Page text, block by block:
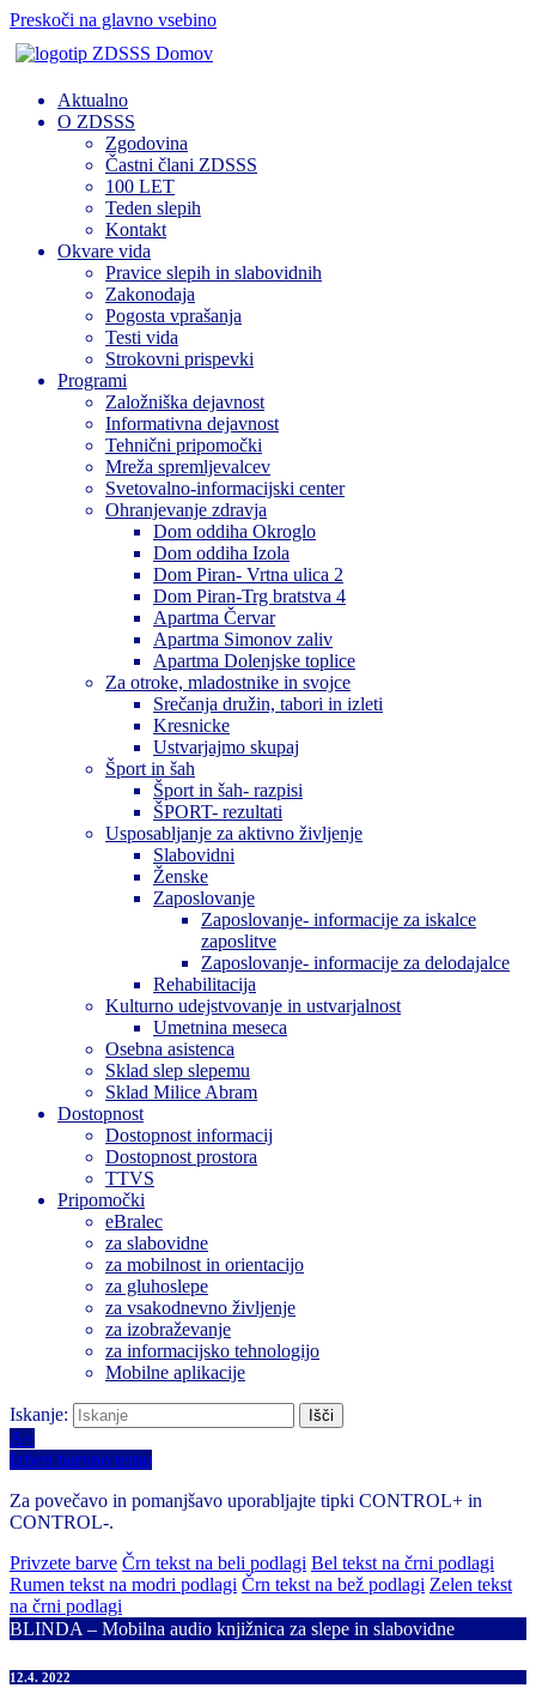
Preskoči na glavno vsebino
Domov
Aktualno
O ZDSSS
Zgodovina
Častni člani ZDSSS
100 LET
Teden slepih
Kontakt
Okvare vida
Pravice slepih in slabovidnih
Zakonodaja
Pogosta vprašanja
Testi vida
Strokovni prispevki
Programi
Založniška dejavnost
Informativna dejavnost
Tehnični pripomočki
Mreža spremljevalcev
Svetovalno-informacijski center
Ohranjevanje zdravja
Dom oddiha Okroglo
Dom oddiha Izola
Dom Piran- Vrtna ulica 2
Dom Piran-Trg bratstva 4
Apartma Červar
Apartma Simonov zaliv
Apartma Dolenjske toplice
Za otroke, mladostnike in svojce
Srečanja družin, tabori in izleti
Kresnicke
Ustvarjajmo skupaj
Šport in šah
Šport in šah- razpisi
ŠPORT- rezultati
Usposabljanje za aktivno življenje
Slabovidni
Ženske
Zaposlovanje
Zaposlovanje- informacije za iskalce
zaposlitve
Zaposlovanje- informacije za delodajalce
Rehabilitacija
Kulturno udejstvovanje in ustvarjalnost
Umetnina meseca
Osebna asistenca
Sklad slep slepemu
Sklad Milice Abram
Dostopnost
Dostopnost informacij
Dostopnost prostora
TTVS
Pripomočki
eBralec
za slabovidne
za mobilnost in orientacijo
za gluhoslepe
za vsakodnevno življenje
za izobraževanje
za informacijsko tehnologijo
Mobilne aplikacije
Iskanje:
A+
Izberi barvno temo
Za povečavo in pomanjšavo uporabljajte tipki CONTROL+ in
CONTROL-.
Privzete barve Črn tekst na beli podlagi Bel tekst na črni podlagi
Rumen tekst na modri podlagi Črn tekst na bež podlagi Zelen tekst
na črni podlagi
BLINDA – Mobilna audio knjižnica za slepe in slabovidne
12.4. 2022